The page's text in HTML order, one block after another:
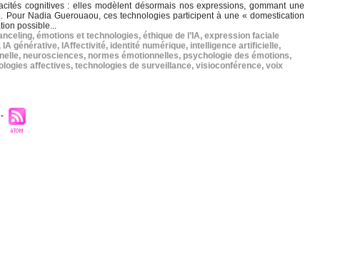
cognitives : elles modèlent désormais nos expressions, gommant une
Nadia Guerouaou, ces technologies participent à une « domestication
possible...
, émotions et technologies, éthique de l’IA, expression faciale
, IA générative, IAffectivité, identité numérique, intelligence artificielle,
, neurosciences, normes émotionnelles, psychologie des émotions,
affectives, technologies de surveillance, visioconférence, voix